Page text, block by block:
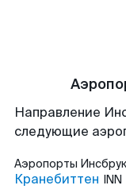
Направление
следующие
Аэропорты
Кранебиттен INN